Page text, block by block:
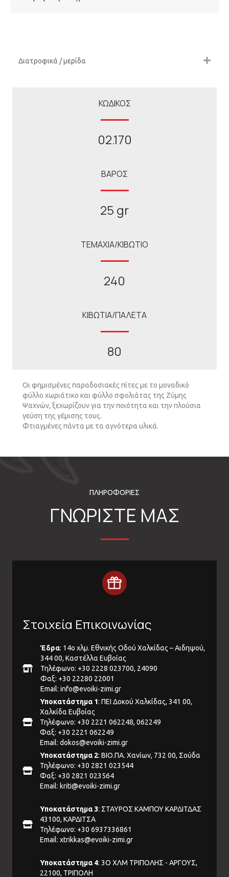
Διατροφικά / μερίδα
ΚΩΔΙΚΟΣ
02.170
ΒΑΡΟΣ
25 gr
ΤΕΜΑΧΙΑ/ΚΙΒΩΤΙΟ
240
ΚΙΒΩΤΙΑ/ΠΑΛΕΤΑ
80
Οι φηµισµένες παραδοσιακές πίτες µε το µοναδικό
φύλλο χωριάτικο και φύλλο σφολιάτας της Ζύµης
Ψαχνών, ξεχωρίζουν για την ποιότητα και την πλούσια
γεύση της γέµισης τους.
Φτιαγµένες πάντα µε τα αγνότερα υλικά.
ΠΛΗΡΟΦΟΡΙΕΣ
ΓΝΩΡΙΣΤΕ ΜΑΣ
Στοιχεία Επικοινωνίας
Έδρα: 14ο χλμ. Εθνικής Οδού Χαλκίδας – Αιδηψού,
344 00, Καστέλλα Ευβοίας
Τηλέφωνο: +30 2228 023700, 24090
Φαξ: +30 22280 22001
Email: info@evoiki-zimi.gr
Υποκατάστημα 1: ΠΕΙ Δοκού Χαλκίδας, 341 00,
Χαλκίδα Ευβοίας
Τηλέφωνο: +30 2221 062248, 062249
Φαξ: +30 2221 062249
Email: dokos@evoiki-zimi.gr
Υποκατάστημα 2: ΒΙΟ.ΠΑ. Χανίων, 732 00, Σούδα
Τηλέφωνο: +30 2821 023544
Φαξ: +30 2821 023564
Email: kriti@evoiki-zimi.gr
Υποκατάστημα 3: ΣΤΑΥΡΟΣ ΚΑΜΠΟΥ ΚΑΡΔΙΤΔΑΣ
43100, ΚΑΡΔΙΤΣΑ
Τηλέφωνο: +30 6937336861
Email: xtrikkas@evoiki-zimi.gr
Υποκατάστημα 4: 3Ο ΧΛΜ ΤΡΙΠΟΛΗΣ - ΑΡΓΟΥΣ,
22100, ΤΡΙΠΟΛΗ